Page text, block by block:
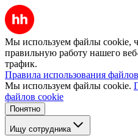
Мы используем файлы cookie,
правильную работу нашего
трафик.
Правила использования
Мы используем файлы cookie.
файлов cookie
Понятно
Ищу сотрудника